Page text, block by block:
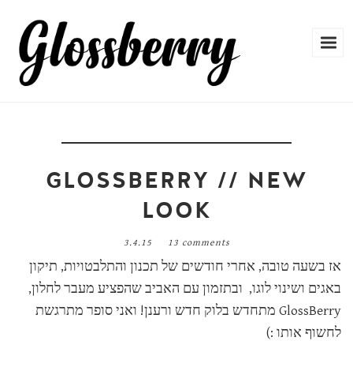
GLOSSBERRY // NEW
LOOK
3.4.15 13 comments
אז בשעה טובה, אחרי חודשים של תכנון והתלבטויות, תיקון
באגים ושינוי לוגו, ובתזמון עם האביב שהפציע מעבר לחלון,
GlossBerry מתחדש בלוק חדש ורענן! ואני סופר מתרגשת
לחשוף אותו :)